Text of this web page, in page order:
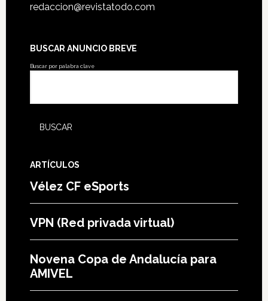
redaccion@revistatodo.com
BUSCAR ANUNCIO BREVE
Buscar por palabra clave
ARTÍCULOS
Vélez CF eSports
VPN (Red privada virtual)
Novena Copa de Andalucía para
AMIVEL